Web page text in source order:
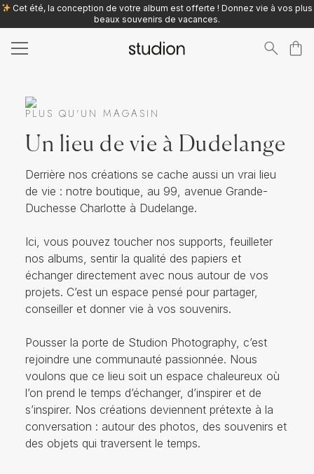
Cet été, la conception de votre album est offerte ! Donnez vie à vos plus
beaux souvenirs de vacances.
PLUS QU'UN MAGASIN
Un lieu de vie à Dudelange
Derrière nos créations se cache aussi un vrai lieu
de vie : notre boutique, au 99, avenue Grande-
Duchesse Charlotte à Dudelange.
Ici, vous pouvez toucher nos supports, feuilleter
nos albums, sentir la qualité des papiers et
échanger directement avec nous autour de vos
projets. C’est un espace pensé pour partager,
conseiller et donner vie à vos souvenirs.
Pousser la porte de Studion Photography, c’est
rejoindre une communauté passionnée. Nous
voulons que ce lieu soit un espace chaleureux où
l’on prend le temps d’échanger, d’inspirer et de
s’inspirer. Nos créations deviennent prétexte à la
conversation : autour des photos, des souvenirs et
des objets qui traversent le temps.